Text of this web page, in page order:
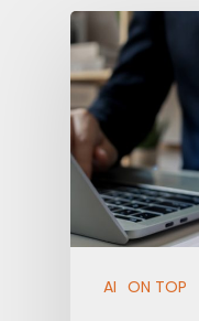
AI ON TOP